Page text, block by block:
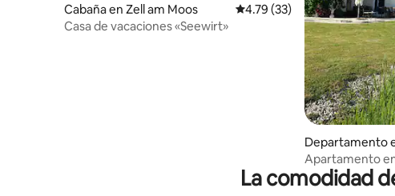
Cabaña en Zell am Moos Calificación promedio: 4.79
4.79 (33)
Casa de vacaciones «Seewirt»
Departamento
Apartamento
Salzburgo
La comodidad